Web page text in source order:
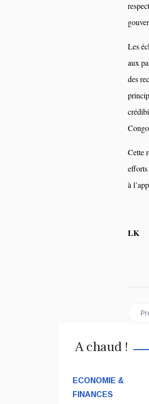
Les
aux
des
Cette
efforts
à
LK
A chaud !
ECONOMIE &
FINANCES